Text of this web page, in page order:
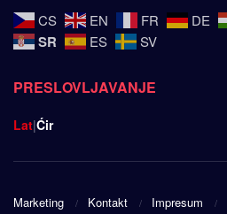
CS EN FR DE
SR ES SV
PRESLOVLJAVANJE
Lat|Ćir
Marketing Kontakt Impresum